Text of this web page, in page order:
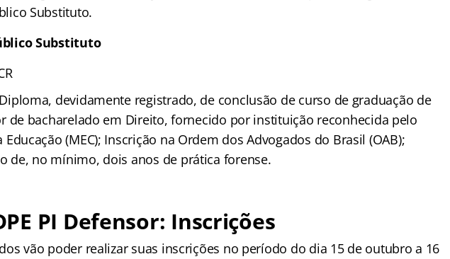
Substituto.
Substituto
Diploma, devidamente registrado, de conclusão de curso de graduação de
de bacharelado em Direito, fornecido por instituição reconhecida pelo
(MEC); Inscrição na Ordem dos Advogados do Brasil (OAB);
de, no mínimo, dois anos de prática forense.
PI Defensor: Inscrições
vão poder realizar suas inscrições no período do dia 15 de outubro a 16